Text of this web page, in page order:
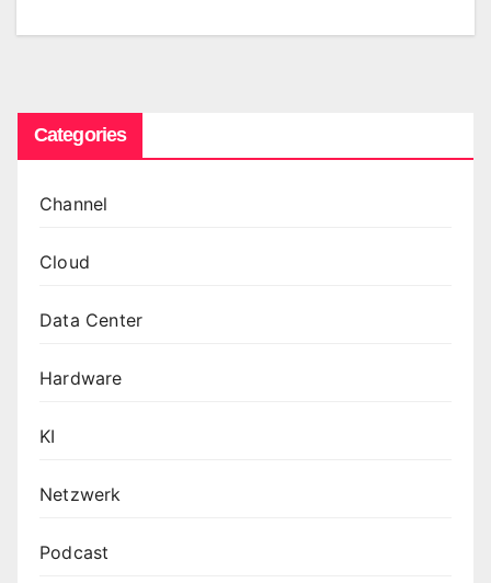
Categories
Channel
Cloud
Data Center
Hardware
KI
Netzwerk
Podcast